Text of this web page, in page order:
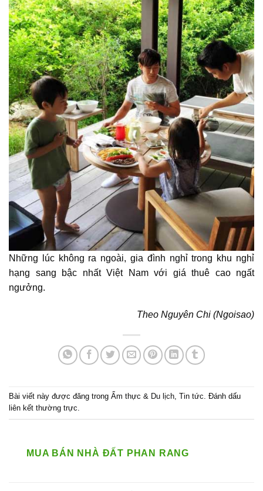
Những lúc không ra ngoài, gia đình nghỉ trong khu nghỉ
hạng sang bậc nhất Việt Nam với giá thuê cao ngất
ngưởng.
Theo Nguyên Chi (Ngoisao)
Bài viết này được đăng trong Ẩm thực & Du lịch, Tin tức. Đánh dấu
liên kết thường trực.
MUA BÁN NHÀ ĐẤT PHAN RANG